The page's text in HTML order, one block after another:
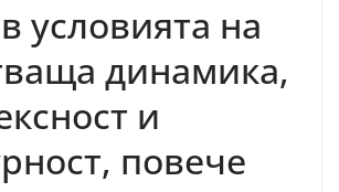
условията на
динамика,
и
повече